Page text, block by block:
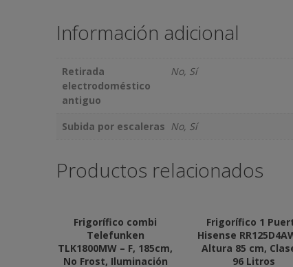
Información adicional
Retirada
electrodoméstico
antiguo
No, Sí
Subida por escaleras No, Sí
Productos relacionados
Frigorífico combi
Telefunken
TLK1800MW – F, 185cm,
No Frost, Iluminación
Frigorífico 1
Hisense
Altura 85 cm,
96 Litros